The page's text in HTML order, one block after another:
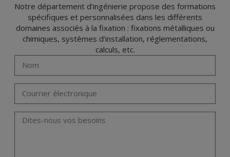
Notre département d’ingénierie propose des formations
spécifiques et personnalisées dans les différents
domaines associés à la fixation : fixations métalliques ou
chimiques, systèmes d’installation, réglementations,
calculs, etc.